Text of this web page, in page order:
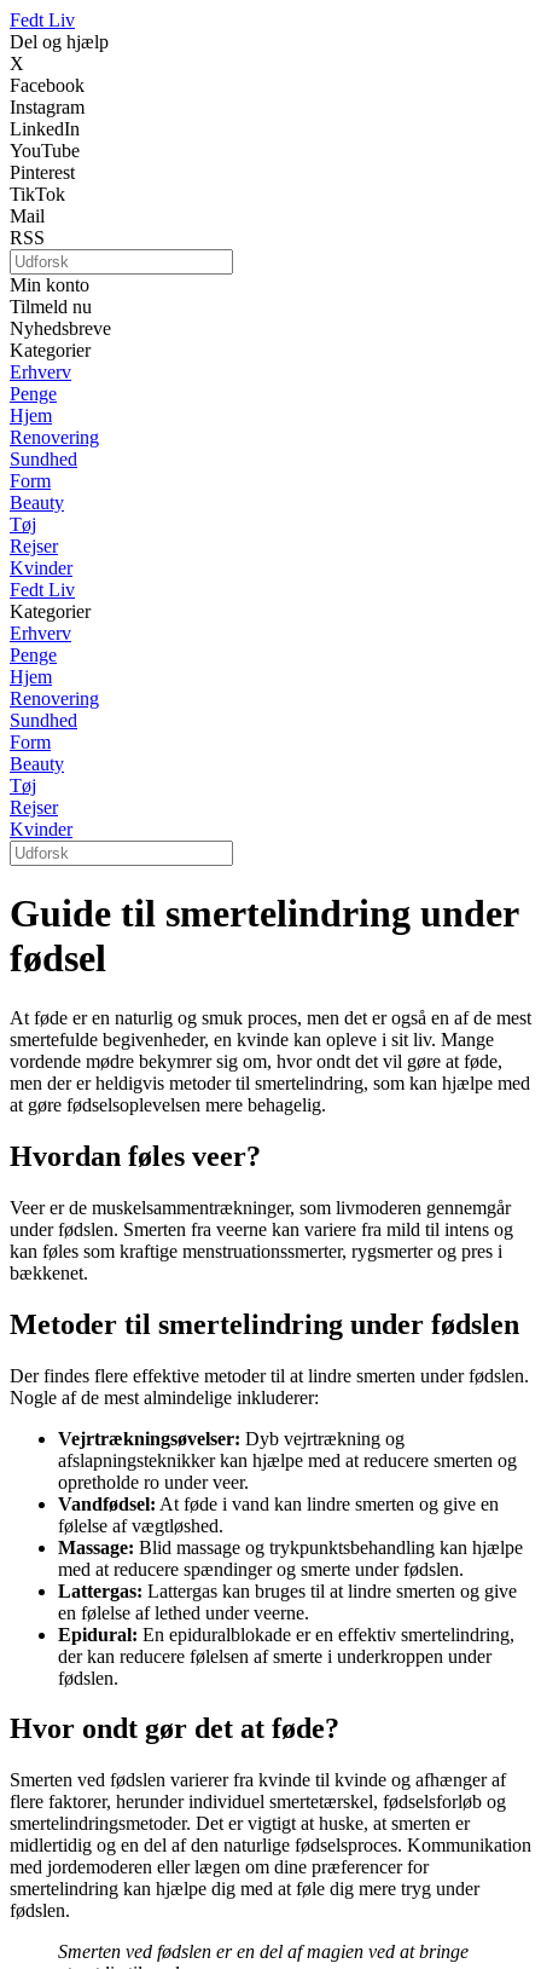
Fedt Liv
Del og hjælp
X
Facebook
Instagram
LinkedIn
YouTube
Pinterest
TikTok
Mail
RSS
Min konto
Tilmeld nu
Nyhedsbreve
Kategorier
Erhverv
Penge
Hjem
Renovering
Sundhed
Form
Beauty
Tøj
Rejser
Kvinder
Fedt Liv
Kategorier
Erhverv
Penge
Hjem
Renovering
Sundhed
Form
Beauty
Tøj
Rejser
Kvinder
Guide til smertelindring under
fødsel
At føde er en naturlig og smuk proces, men det er også en af de mest
smertefulde begivenheder, en kvinde kan opleve i sit liv. Mange
vordende mødre bekymrer sig om, hvor ondt det vil gøre at føde,
men der er heldigvis metoder til smertelindring, som kan hjælpe med
at gøre fødselsoplevelsen mere behagelig.
Hvordan føles veer?
Veer er de muskelsammentrækninger, som livmoderen gennemgår
under fødslen. Smerten fra veerne kan variere fra mild til intens og
kan føles som kraftige menstruationssmerter, rygsmerter og pres i
bækkenet.
Metoder til smertelindring under fødslen
Der findes flere effektive metoder til at lindre smerten under fødslen.
Nogle af de mest almindelige inkluderer:
Vejrtrækningsøvelser: Dyb vejrtrækning og
afslapningsteknikker kan hjælpe med at reducere smerten og
opretholde ro under veer.
Vandfødsel: At føde i vand kan lindre smerten og give en
følelse af vægtløshed.
Massage: Blid massage og trykpunktsbehandling kan hjælpe
med at reducere spændinger og smerte under fødslen.
Lattergas: Lattergas kan bruges til at lindre smerten og give
en følelse af lethed under veerne.
Epidural: En epiduralblokade er en effektiv smertelindring,
der kan reducere følelsen af smerte i underkroppen under
fødslen.
Hvor ondt gør det at føde?
Smerten ved fødslen varierer fra kvinde til kvinde og afhænger af
flere faktorer, herunder individuel smertetærskel, fødselsforløb og
smertelindringsmetoder. Det er vigtigt at huske, at smerten er
midlertidig og en del af den naturlige fødselsproces. Kommunikation
med jordemoderen eller lægen om dine præferencer for
smertelindring kan hjælpe dig med at føle dig mere tryg under
fødslen.
Smerten ved fødslen er en del af magien ved at bringe